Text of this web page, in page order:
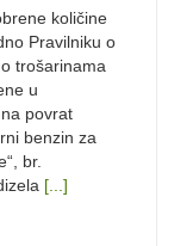
količine
Pravilniku o
trošarinama
u
povrat
benzin za
br.
[...]